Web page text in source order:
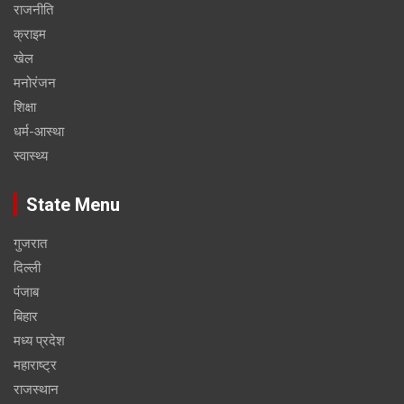
राजनीति
क्राइम
खेल
मनोरंजन
शिक्षा
धर्म-आस्था
स्वास्थ्य
State Menu
गुजरात
दिल्ली
पंजाब
बिहार
मध्य प्रदेश
महाराष्ट्र
राजस्थान